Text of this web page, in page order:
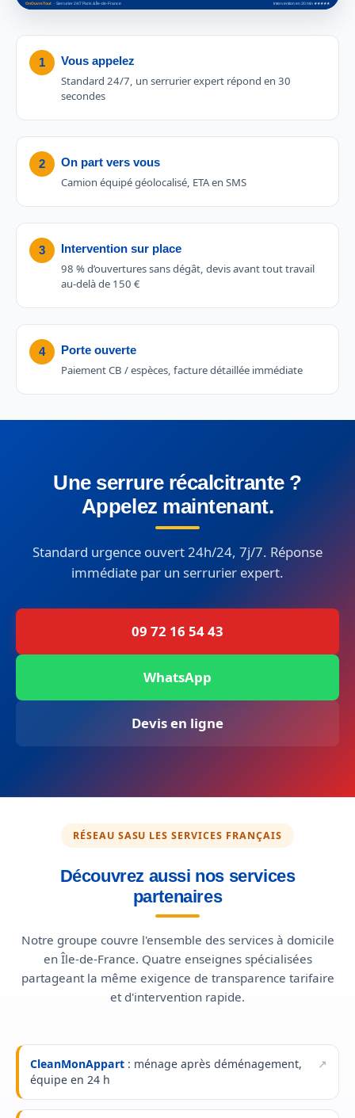
1 Vous appelez
Standard 24/7, un serrurier expert répond en 30
secondes
2 On part vers vous
Camion équipé géolocalisé, ETA en SMS
3 Intervention sur place
98 % d’ouvertures sans dégât, devis avant tout travail
au-delà de 150 €
4 Porte ouverte
Paiement CB / espèces, facture détaillée immédiate
Une serrure récalcitrante ?
Appelez maintenant.
Standard urgence ouvert 24h/24, 7j/7. Réponse
immédiate par un serrurier expert.
09 72 16 54 43
WhatsApp
Devis en ligne
RÉSEAU SASU LES SERVICES FRANÇAIS
Découvrez aussi nos services
partenaires
Notre groupe couvre l'ensemble des services à domicile
en Île-de-France. Quatre enseignes spécialisées
partageant la même exigence de transparence tarifaire
et d'intervention rapide.
CleanMonAppart: ménage après déménagement,
équipe en 24 h